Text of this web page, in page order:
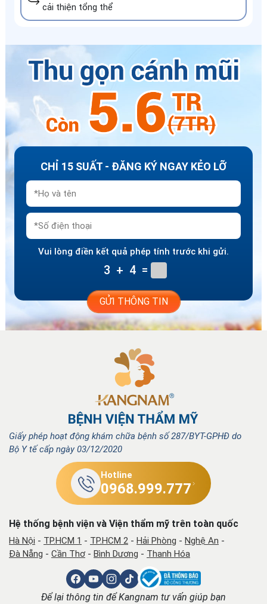
cải thiện tổng thể
CHỈ 15 SUẤT - ĐĂNG KÝ NGAY KẺO LỠ
Vui lòng điền kết quả phép tính trước khi gửi.
3 + 4 =
Giấy phép hoạt động khám chữa bệnh số 287/BYT-GPHĐ do
Bộ Y tế cấp ngày 03/12/2020
Hotline
0968.999.777
Hệ thống bệnh viện và Viện thẩm mỹ trên toàn quốc
Hà Nội - TP.HCM 1 - TP.HCM 2 - Hải Phòng - Nghệ An -
Đà Nẵng - Cần Thơ - Bình Dương - Thanh Hóa
Để lại thông tin để Kangnam tư vấn giúp bạn